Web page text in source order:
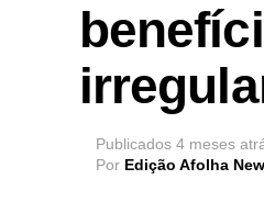
Publicados 4 meses
Por Edição Afolha